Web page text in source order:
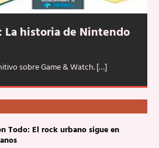
La historia de Nintendo
sobre Game & Watch.[…]
Todo: El rock urbano sigue en